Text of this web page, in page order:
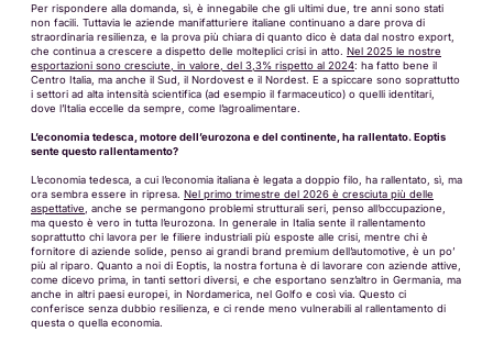
Per rispondere alla domanda, sì, è innegabile che gli ultimi due, tre anni sono stati
non facili. Tuttavia le aziende manifatturiere italiane continuano a dare prova di
straordinaria resilienza, e la prova più chiara di quanto dico è data dal nostro export,
che continua a crescere a dispetto delle molteplici crisi in atto. Nel 2025 le nostre
esportazioni sono cresciute, in valore, del 3,3% rispetto al 2024: ha fatto bene il
Centro Italia, ma anche il Sud, il Nordovest e il Nordest. E a spiccare sono soprattutto
i settori ad alta intensità scientifica (ad esempio il farmaceutico) o quelli identitari,
dove l’Italia eccelle da sempre, come l’agroalimentare.
L’economia tedesca, motore dell’eurozona e del continente, ha rallentato. Eoptis
sente questo rallentamento?
L’economia tedesca, a cui l’economia italiana è legata a doppio filo, ha rallentato, sì, ma
ora sembra essere in ripresa. Nel primo trimestre del 2026 è cresciuta più delle
aspettative , anche se permangono problemi strutturali seri, penso all’occupazione,
ma questo è vero in tutta l’eurozona. In generale in Italia sente il rallentamento
soprattutto chi lavora per le filiere industriali più esposte alle crisi, mentre chi è
fornitore di aziende solide, penso ai grandi brand premium dell’automotive, è un po’
più al riparo. Quanto a noi di Eoptis, la nostra fortuna è di lavorare con aziende attive,
come dicevo prima, in tanti settori diversi, e che esportano senz’altro in Germania, ma
anche in altri paesi europei, in Nordamerica, nel Golfo e così via. Questo ci
conferisce senza dubbio resilienza, e ci rende meno vulnerabili al rallentamento di
questa o quella economia.